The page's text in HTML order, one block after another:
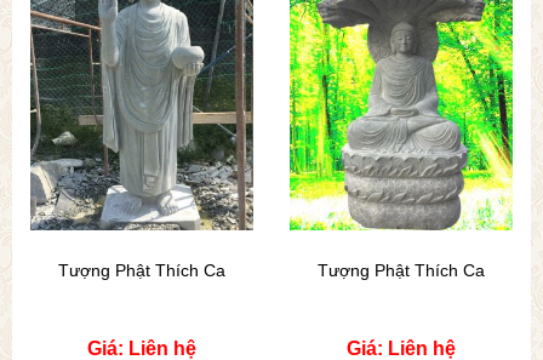
Tượng Phật Thích Ca
Giá: Liên hệ
Tượng Phật Thích Ca
Giá: Liên hệ